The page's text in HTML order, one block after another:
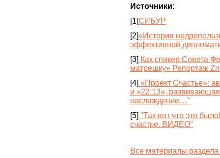
Источники:
[1]СИБУР
[2]«История
эффективной
[3] Как спикер Совета
матрешку» Репортаж
[4] «Проект Счастье»:
и «22:13»,
наслаждение…"
[5] "Так вот что это
счастье. ВИДЕО"
Все материалы